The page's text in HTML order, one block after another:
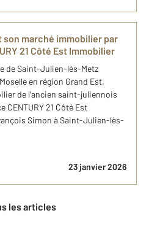
marché immobilier par
21 Côté Est Immobilier
de Saint-Julien-lès-Metz
en région Grand Est.
de l’ancien saint-juliennois
CENTURY 21 Côté Est
Simon à Saint-Julien-lès-
23 janvier 2026
les articles